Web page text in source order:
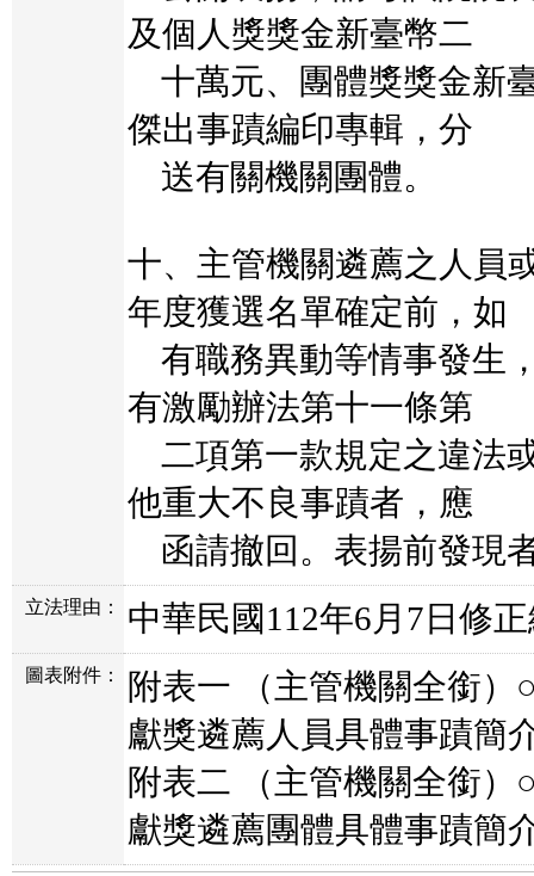
及個人獎獎金新臺幣二
十萬元、團體獎獎金新
傑出事蹟編印專輯，分
送有關機關團體。
十、主管機關遴薦之人員
年度獲選名單確定前，如
有職務異動等情事發生
有激勵辦法第十一條第
二項第一款規定之違法
他重大不良事蹟者，應
函請撤回。表揚前發現
立法理由： 中華民國112年6月7日修
圖表附件：
附表一 （主管機關全銜
獻獎遴薦人員具體事蹟簡
附表二 （主管機關全銜
獻獎遴薦團體具體事蹟簡